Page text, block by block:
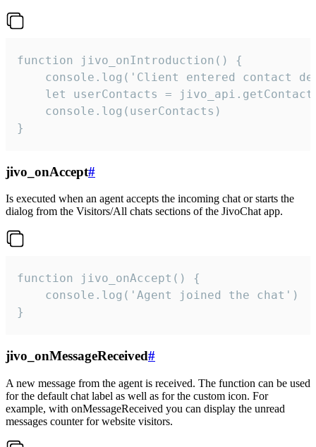
function jivo_onIntroduction() {
console.log('Client entered contact
let userContacts =
    console.log(userContacts)
}
jivo_onAccept#
Is executed when an agent accepts the incoming chat or starts the
dialog from the Visitors/All chats sections of the JivoChat app.
function jivo_onAccept() {
}
jivo_onMessageReceived#
A new message from the agent is received. The function can be used
for the default chat label as well as for the custom icon. For
example, with onMessageReceived you can display the unread
messages counter for website visitors.